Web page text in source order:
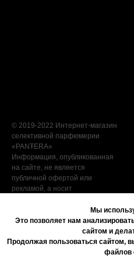
© 2019-2022 Интернет-магазин
селективной парфюмерии
«PANŦERA»
Информация, опубликованная
на сайте, не является
публичной офертой или
рекламой, а носит
Мы
Это позволяет нам
сайтом и
Продолжая пользоваться сайтом,
файлов